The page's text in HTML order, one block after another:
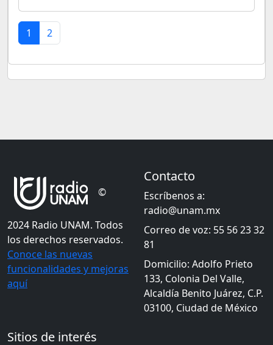
1 2
©
2024 Radio UNAM. Todos
los derechos reservados.
Conoce las nuevas
funcionalidades y mejoras
aquí
Contacto
Escríbenos a:
radio@unam.mx
Correo de voz: 55 56 23 32
81
Domicilio: Adolfo Prieto
133, Colonia Del Valle,
Alcaldía Benito Juárez, C.P.
03100, Ciudad de México
Sitios de interés